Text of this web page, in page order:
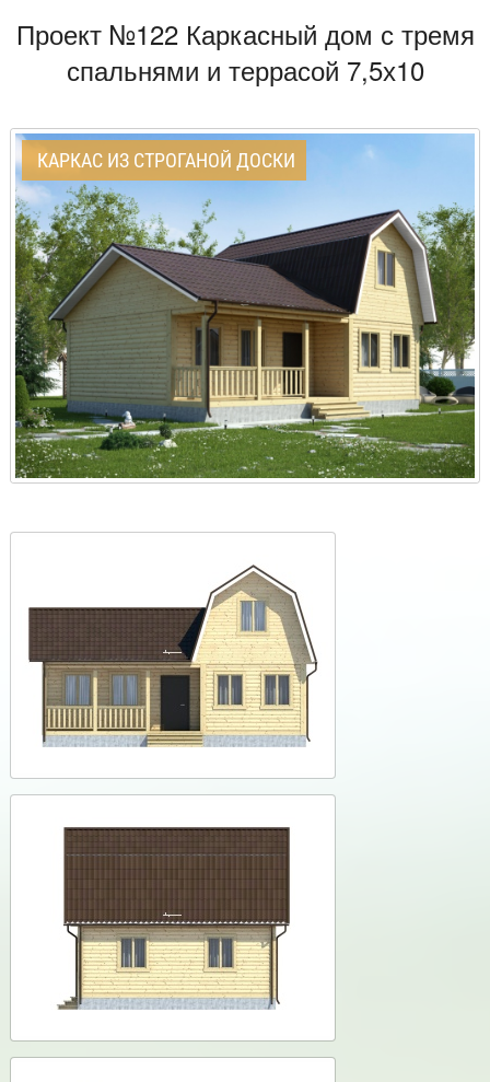
Проект №122 Каркасный дом с тремя
спальнями и террасой 7,5х10
КАРКАС ИЗ СТРОГАНОЙ ДОСКИ